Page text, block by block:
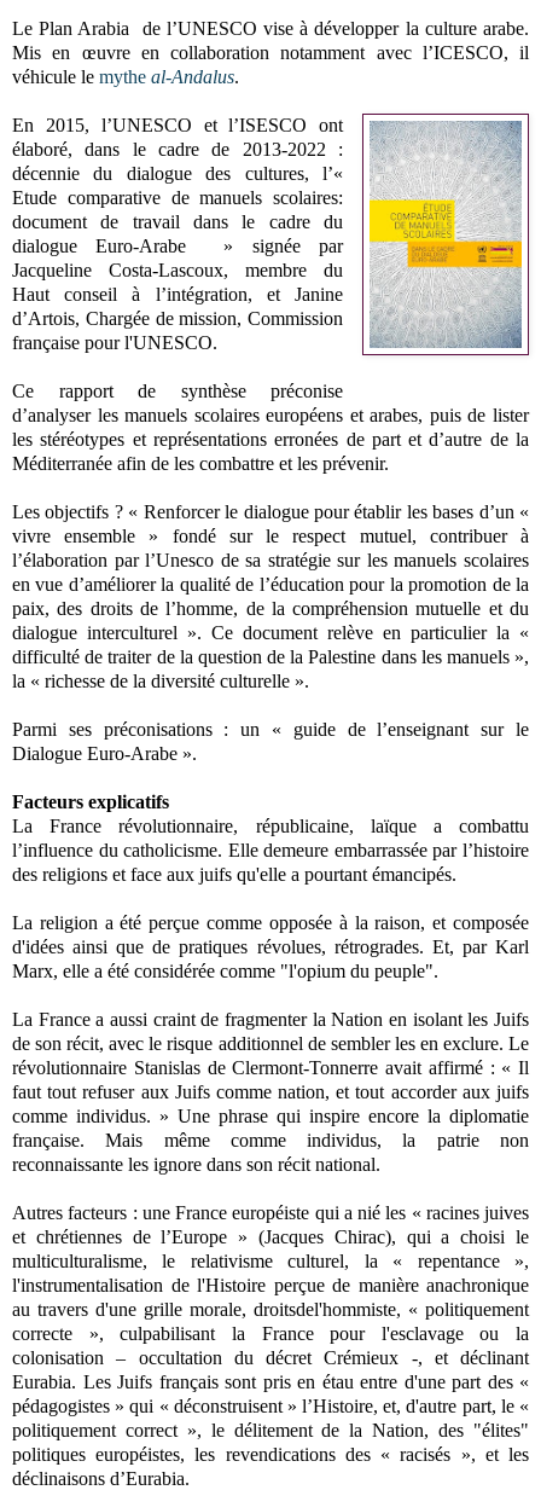
Le Plan Arabia de l’UNESCO vise à développer la culture arabe.
Mis en œuvre en collaboration notamment avec l’ICESCO, il
véhicule le mythe al-Andalus.
En 2015, l’UNESCO et l’ISESCO ont
élaboré, dans le cadre de 2013-2022 :
décennie du dialogue des cultures, l’«
Etude comparative de manuels scolaires:
document de travail dans le cadre du
dialogue Euro-Arabe » signée par
Jacqueline Costa-Lascoux, membre du
Haut conseil à l’intégration, et Janine
d’Artois, Chargée de mission, Commission
française pour l'UNESCO.
Ce rapport de synthèse préconise
d’analyser les manuels scolaires européens et arabes, puis de lister
les stéréotypes et représentations erronées de part et d’autre de la
Méditerranée afin de les combattre et les prévenir.
Les objectifs ? « Renforcer le dialogue pour établir les bases d’un «
vivre ensemble » fondé sur le respect mutuel, contribuer à
l’élaboration par l’Unesco de sa stratégie sur les manuels scolaires
en vue d’améliorer la qualité de l’éducation pour la promotion de la
paix, des droits de l’homme, de la compréhension mutuelle et du
dialogue interculturel ». Ce document relève en particulier la «
difficulté de traiter de la question de la Palestine dans les manuels »,
la « richesse de la diversité culturelle ».
Parmi ses préconisations : un « guide de l’enseignant sur le
Dialogue Euro-Arabe ».
Facteurs explicatifs
La France révolutionnaire, républicaine, laïque a combattu
l’influence du catholicisme. Elle demeure embarrassée par l’histoire
des religions et face aux juifs qu'elle a pourtant émancipés.
La religion a été perçue comme opposée à la raison, et composée
d'idées ainsi que de pratiques révolues, rétrogrades. Et, par Karl
Marx, elle a été considérée comme "l'opium du peuple".
La France a aussi craint de fragmenter la Nation en isolant les Juifs
de son récit, avec le risque additionnel de sembler les en exclure. Le
révolutionnaire Stanislas de Clermont-Tonnerre avait affirmé : « Il
faut tout refuser aux Juifs comme nation, et tout accorder aux juifs
comme individus. » Une phrase qui inspire encore la diplomatie
française. Mais même comme individus, la patrie non
reconnaissante les ignore dans son récit national.
Autres facteurs : une France européiste qui a nié les « racines juives
et chrétiennes de l’Europe » (Jacques Chirac), qui a choisi le
multiculturalisme, le relativisme culturel, la « repentance »,
l'instrumentalisation de l'Histoire perçue de manière anachronique
au travers d'une grille morale, droitsdel'hommiste, « politiquement
correcte », culpabilisant la France pour l'esclavage ou la
colonisation – occultation du décret Crémieux -, et déclinant
Eurabia. Les Juifs français sont pris en étau entre d'une part des «
pédagogistes » qui « déconstruisent » l’Histoire, et, d'autre part, le «
politiquement correct », le délitement de la Nation, des "élites"
politiques européistes, les revendications des « racisés », et les
déclinaisons d’Eurabia.